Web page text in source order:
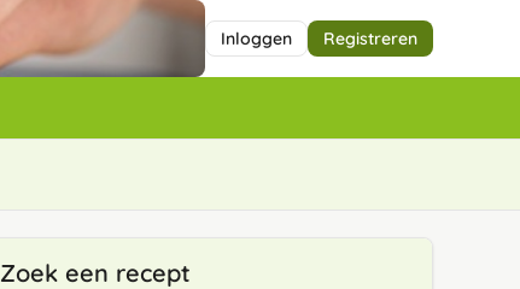
Inloggen Registreren
Zoek een recept